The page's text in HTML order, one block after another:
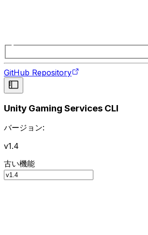
GitHub Repository
Unity Gaming Services CLI
バージョン:
v1.4
古い機能